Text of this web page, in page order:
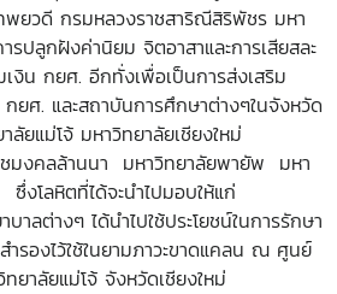
พยวดี กรมหลวงราชสาริณีสิริพัชร มหา
รปลูกฝังค่านิยม จิตอาสาและการเสียสละ
น กยศ. อีกทั่งเพื่อเป็นการส่งเสริม
ยศ. และสถาบันการศึกษาต่างๆในจังหวัด
ยแม่โจ้ มหาวิทยาลัยเชียงใหม่
ชมงคลล้านนา มหาวิทยาลัยพายัพ มหา
ซึ่งโลหิตที่ได้จะนำไปมอบให้แก่
บาลต่างๆ ได้นำไปใช้ประโยชน์ในการรักษา
รองไว้ใช้ในยามภาวะขาดแคลน ณ ศูนย์
ยาลัยแม่โจ้ จังหวัดเชียงใหม่